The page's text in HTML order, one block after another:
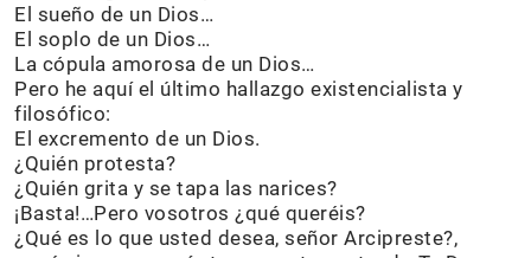
El sueño de un Dios…
El soplo de un Dios…
La cópula amorosa de un Dios…
Pero he aquí el último hallazgo existencialista y
filosófico:
El excremento de un Dios.
¿Quién protesta?
¿Quién grita y se tapa las narices?
¡Basta!…Pero vosotros ¿qué queréis?
¿Qué es lo que usted desea, señor Arcipreste?,